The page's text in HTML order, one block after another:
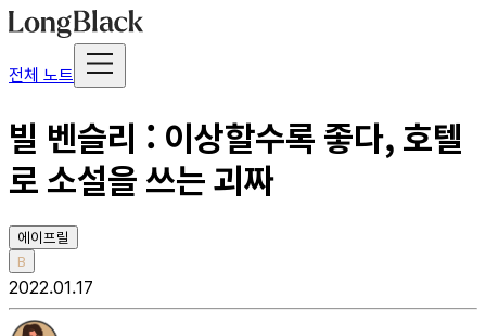
전체 노트
빌 벤슬리 : 이상할수록 좋다, 호텔
로 소설을 쓰는 괴짜
에이프릴
B
2022.01.17